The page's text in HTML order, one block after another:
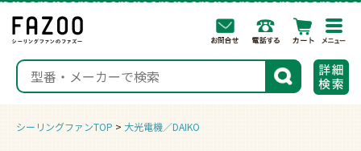
検索
シーリングファンTOP 大光電機／DAIKO